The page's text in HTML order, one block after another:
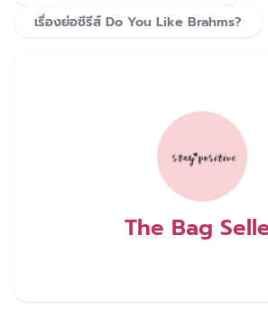
เรื่องย่อซีรีส์ Do You Like Brahms?
The Bag